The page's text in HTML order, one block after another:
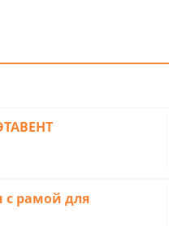
c paмой для